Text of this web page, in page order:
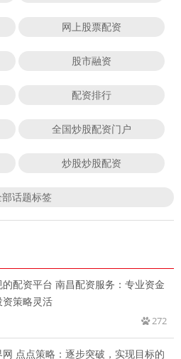
网上股票配资
股市融资
配资排行
全国炒股配资门户
炒股炒股配资
话题标签
配资平台 南昌配资服务：专业资金
资策略灵活
272
点点策略：逐步突破，实现目标的